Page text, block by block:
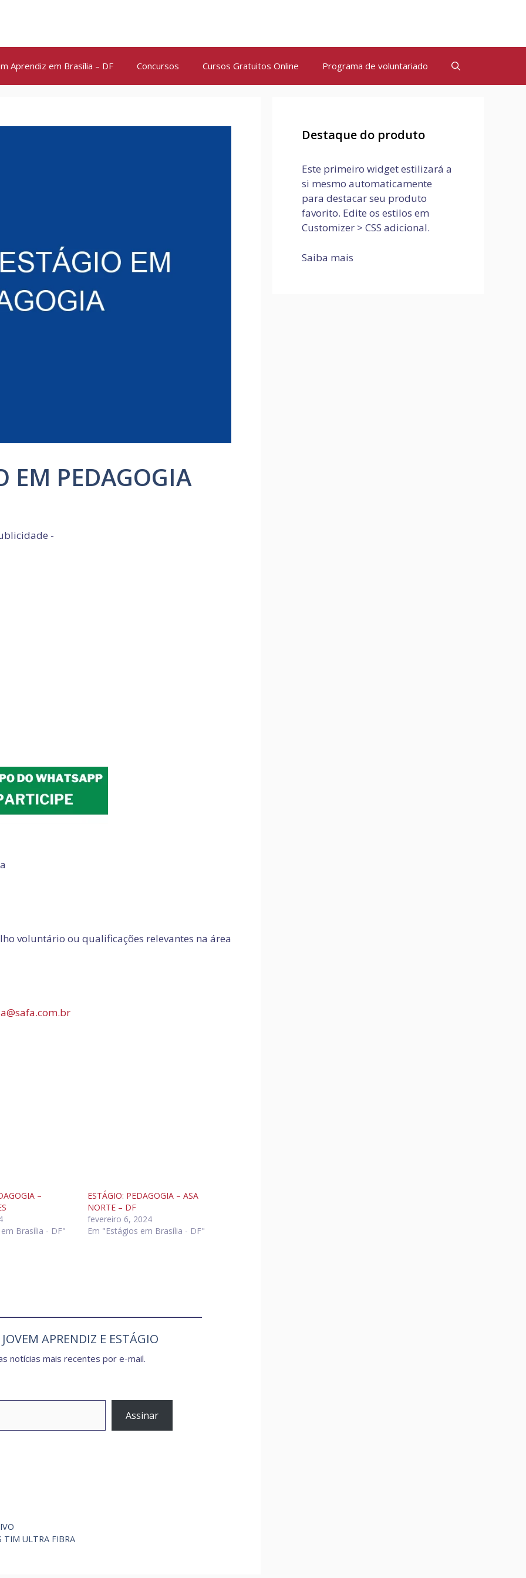
Aprendiz em Brasília – DF Concursos Cursos Gratuitos Online Programa de voluntariado
EM PEDAGOGIA
-
voluntário ou qualificações relevantes na área
–
Brasília - DF"
ESTÁGIO: PEDAGOGIA – ASA
NORTE – DF
fevereiro 6, 2024
Em "Estágios em Brasília - DF"
APRENDIZ E ESTÁGIO
notícias mais recentes por e-mail.
Assinar
TIM ULTRA FIBRA
Destaque do produto
Este primeiro widget estilizará a
si mesmo automaticamente
para destacar seu produto
favorito. Edite os estilos em
Customizer > CSS adicional.
Saiba mais